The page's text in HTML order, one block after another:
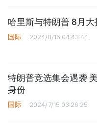
哈里斯与特朗普 8月
国际 2024/8/16 04:43:44
特朗普竞选集会遇袭
身份
国际 2024/7/15 03:26:25